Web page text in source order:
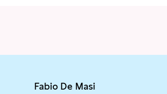
Fabio De Masi